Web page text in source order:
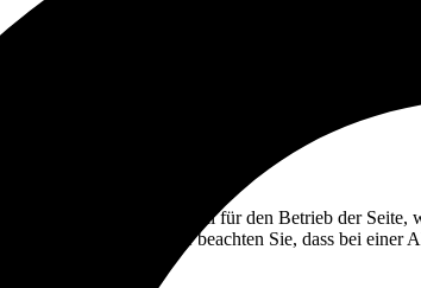
von ihnen sind essenziell für den Betrieb der
zulassen möchten. Bitte beachten Sie, dass bei